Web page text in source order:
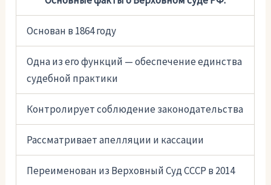
Основан в 1864 году
Одна из его функций — обеспечение единства
судебной практики
Контролирует соблюдение законодательства
Рассматривает апелляции и кассации
Переименован из Верховный Суд СССР в 2014